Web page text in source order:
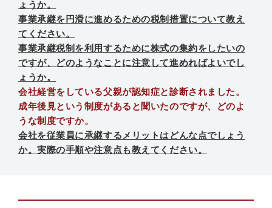
ょうか。
事業承継を円滑に進めるための税制措置について教え
てください。
事業承継税制を利用するために株式の集約をしたいの
ですが、どのようなことに注意して進めればよいでし
ょうか。
会社経営をしている父親が認知症と診断されました。
成年後見という制度があると聞いたのですが、どのよ
うな制度ですか。
会社を従業員に承継するメリットはどんな点でしょう
か。実際の手順や注意点も教えてください。